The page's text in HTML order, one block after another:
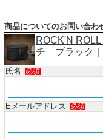
商品についてのお問い合わ
ROCK'N
チ ブラック｜
氏名 必須
Eメールアドレス 必須